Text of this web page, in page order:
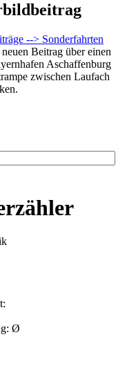
--> Sonderfahrten
Beitrag über einen
Aschaffenburg
zwischen Laufach
Ø